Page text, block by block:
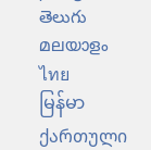
తెలుగు
മലയാളം
ไทย
မြန်မာ
ქართული